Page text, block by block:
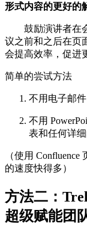
形式内容的更好的
鼓励演讲者在会
议之前和之后在页
会提高效率，促进
简单的尝试方法
不用电子邮
不用
表和任何详
（使用
的速度快得多）
方法二：
超级赋能团